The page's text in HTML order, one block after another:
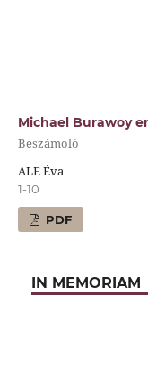
Michael Burawoy
Beszámoló
ALE Éva
1-10
PDF
IN MEMORIAM